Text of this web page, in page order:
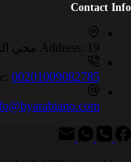
Contact Info
Address: 19 محي الدين عبد الحميد القاهرة
00201009082785